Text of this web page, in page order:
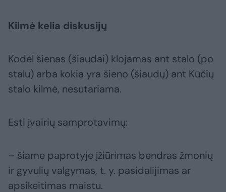
Kilmė kelia diskusijų
Kodėl šienas (šiaudai) klojamas ant stalo (po
stalu) arba kokia yra šieno (šiaudų) ant Kūčių
stalo kilmė, nesutariama.
Esti įvairių samprotavimų:
– šiame paprotyje įžiūrimas bendras žmonių
ir gyvulių valgymas, t. y. pasidalijimas ar
apsikeitimas maistu.